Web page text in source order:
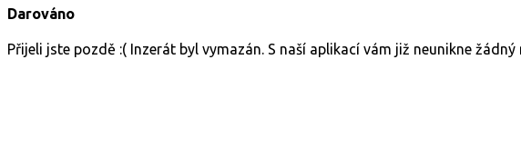
Darováno
Přijeli jste pozdě :( Inzerát byl vymazán. S naší aplikací vám již neunikne